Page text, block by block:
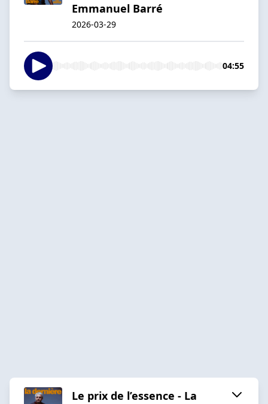
Emmanuel Barré
2026-03-29
04:55
Le prix de l’essence - La